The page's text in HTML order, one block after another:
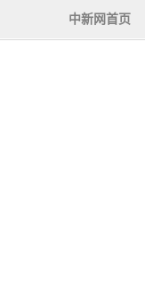
中新网首页